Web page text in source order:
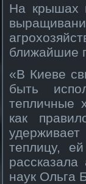
На крышах
ближайшие
«В Киеве
быть
тепличные
как
теплицу,
наук Ольга